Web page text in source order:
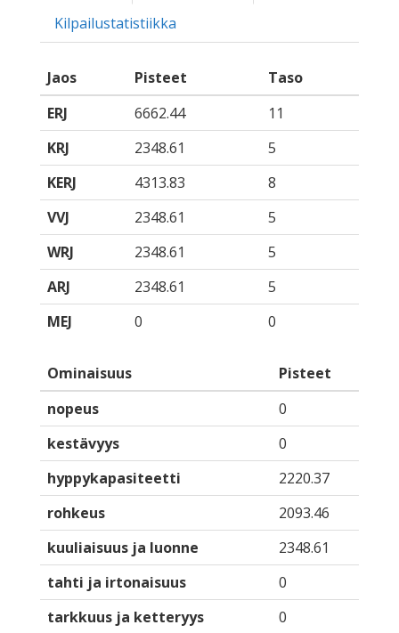
Kilpailustatistiikka
Jaos Pisteet
Taso
ERJ
6662.44
11
KRJ
2348.61
5
KERJ
4313.83
8
VVJ
2348.61
5
WRJ
2348.61
5
ARJ
2348.61
5
MEJ
0 0
Ominaisuus
Pisteet
nopeus
0
kestävyys
0
hyppykapasiteetti
2220.37
rohkeus
2093.46
kuuliaisuus ja luonne
2348.61
tahti ja irtonaisuus
0
tarkkuus ja ketteryys
0